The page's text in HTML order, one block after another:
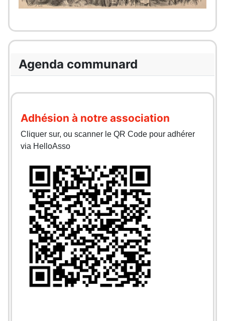
Agenda communard
Adhésion à notre association
Cliquer sur, ou scanner le QR Code pour adhérer
via HelloAsso